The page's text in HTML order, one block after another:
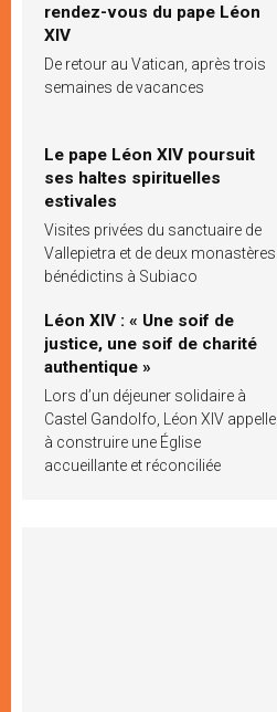
rendez-vous du pape Léon
XIV
De retour au Vatican, après trois
semaines de vacances
Le pape Léon XIV poursuit
ses haltes spirituelles
estivales
Visites privées du sanctuaire de
Vallepietra et de deux monastères
bénédictins à Subiaco
Léon XIV : « Une soif de
justice, une soif de charité
authentique »
Lors d’un déjeuner solidaire à
Castel Gandolfo, Léon XIV appelle
à construire une Église
accueillante et réconciliée